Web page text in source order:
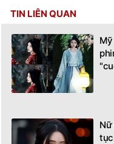
TIN LIÊN QUAN
Nữ